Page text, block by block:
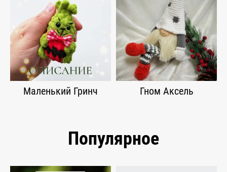
Маленький Гринч Гном Аксель
Популярное